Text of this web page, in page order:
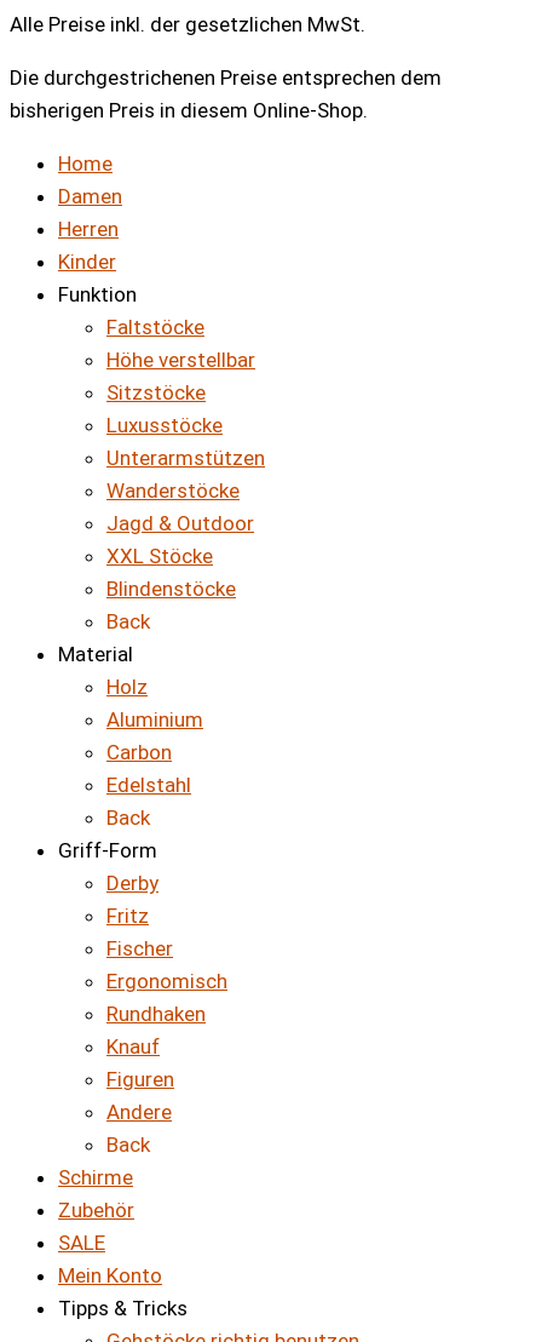
Alle Preise inkl. der gesetzlichen MwSt.
Die durchgestrichenen Preise entsprechen dem
bisherigen Preis in diesem Online-Shop.
Home
Damen
Herren
Kinder
Funktion
Faltstöcke
Höhe verstellbar
Sitzstöcke
Luxusstöcke
Unterarmstützen
Wanderstöcke
Jagd & Outdoor
XXL Stöcke
Blindenstöcke
Back
Material
Holz
Aluminium
Carbon
Edelstahl
Back
Griff-Form
Derby
Fritz
Fischer
Ergonomisch
Rundhaken
Knauf
Figuren
Andere
Back
Schirme
Zubehör
SALE
Mein Konto
Tipps & Tricks